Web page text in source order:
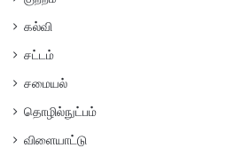
கல்வி
சட்டம்
சமையல்
தொழில்நுட்பம்
விளையாட்டு